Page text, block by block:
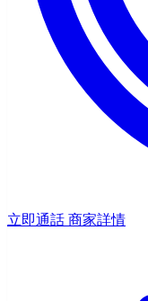
立即通話 商家詳情